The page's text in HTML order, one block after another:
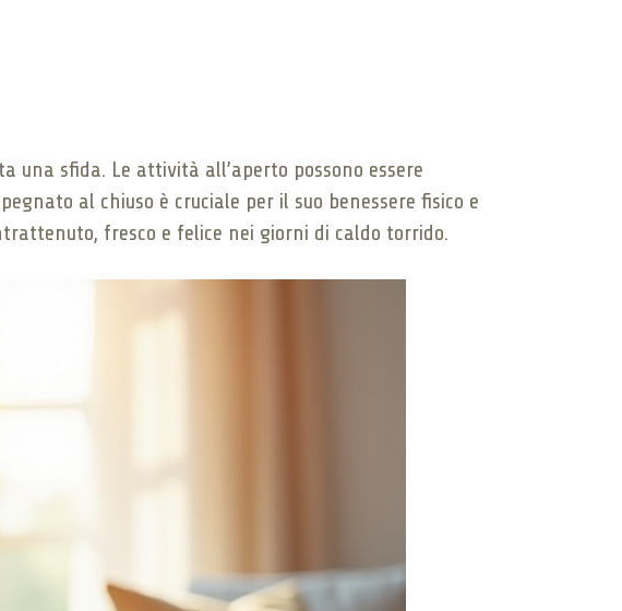
sfida. Le attività all’aperto possono essere
al chiuso è cruciale per il suo benessere fisico e
fresco e felice nei giorni di caldo torrido.